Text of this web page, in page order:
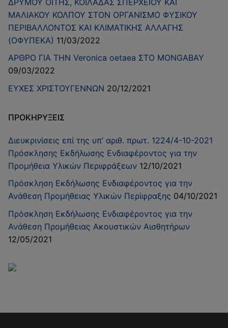
ΜΑΛΙΑΚΟΥ ΚΟΛΠΟΥ ΣΤΟΝ ΟΡΓΑΝΙΣΜΟ ΦΥΣΙΚΟΥ
ΠΕΡΙΒΑΛΛΟΝΤΟΣ ΚΑΙ ΚΛΙΜΑΤΙΚΗΣ ΑΛΛΑΓΗΣ
(ΟΦΥΠΕΚΑ) 11/03/2022
ΑΡΘΡΟ ΓΙΑ ΤΗN Veronica oetaea ΣΤΟ MONGABAY
09/03/2022
ΕΥΧΕΣ ΧΡΙΣΤΟΥΓΕΝΝΩΝ 20/12/2021
ΠΡΟΚΗΡΎΞΕΙΣ
Διευκρινίσεις επί της υπ’ αριθ. πρωτ. 1224/4-10-2021
Πρόσκλησης Εκδήλωσης Ενδιαφέροντος για την
Προμήθεια Υλικών Περιφράξεων 12/10/2021
Πρόσκληση Εκδήλωσης Ενδιαφέροντος για την
Ανάθεση Προμήθειας Υλικών Περίφραξης 04/10/2021
Πρόσκληση Εκδήλωσης Ενδιαφέροντος για την
Ανάθεση Προμήθειας Ακουστικών Αισθητήρων
12/05/2021